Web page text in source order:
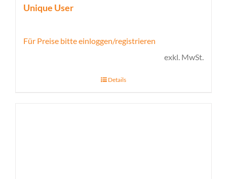
Unique User
Für Preise bitte einloggen/registrieren
exkl. MwSt.
Details